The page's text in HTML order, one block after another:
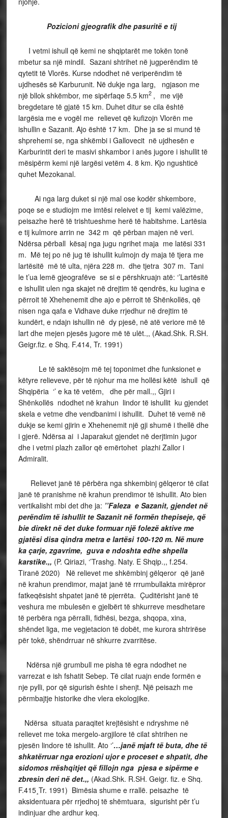
Pozicioni gjeografik dhe pasuritë e tij
I vetmi ishull që kemi ne shqiptarët me tokën tonë
mbetur sa një mindil. Sazani shtrihet në jugperëndim të
qytetit të Vlorës. Kurse ndodhet në veriperëndim të
ujdhesës së Karburunit. Në dukje nga larg, ngjason me
një bllok shkëmbor, me sipërfaqe 5.5 km2 , me vijë
bregdetare të gjatë 15 km. Duhet ditur se cila është
largësia me e vogël me relievet që kufizojn Vlorën me
ishullin e Sazanit. Ajo është 17 km. Dhe ja se si mund të
shprehemi se, nga shkëmbi i Gallovecit në ujdhesën e
Karburintit deri te masivi shkambor i anës jugore i ishullit të
mësipërm kemi një largësi vetëm 4. 8 km. Kjo ngushticë
quhet Mezokanal.
Ai nga larg duket si një mal ose kodër shkembore,
poqe se e studiojm me imtësi releivet e tij kemi valëzime,
peisazhe herë të trishtueshme herë të habitshme. Lartësia
e tij kulmore arrin ne 342 m që përban majen në veri.
Ndërsa përball kësaj nga jugu ngrihet maja me latësi 331
m. Më tej po në jug të ishullit kulmojn dy maja të tjera me
lartësitë më të ulta, njëra 228 m. dhe tjetra 307 m. Tani
le t’ua lemë gjeografëve se si e përshkruajn atë: ‘’Lartësitë
e ishullit ulen nga skajet në drejtim të qendrës, ku lugina e
përroit të Xhehenemit dhe ajo e përroit të Shënkollës, që
nisen nga qafa e Vidhave duke rrjedhur në drejtim të
kundërt, e ndajn ishullin në dy pjesë, në atë veriore më të
lart dhe mejen pjesës jugore më të ulët.,, (Akad.Shk. R.SH.
Geigr.fiz. e Shq. F.414, Tr. 1991)
Le të saktësojm më tej toponimet dhe funksionet e
këtyre relieveve, për të njohur ma me hollësi këtë ishull që
Shqipëria ‘’ e ka të vetëm, dhe për mall.,, Gjiri i
Shënkollës ndodhet në krahun lindor të ishullit ku gjendet
skela e vetme dhe vendbanimi i ishullit. Duhet të vemë në
dukje se kemi gjirin e Xhehenemit një gji shumë i thellë dhe
i gjerë. Ndërsa ai i Japarakut gjendet në derjtimin jugor
dhe i vetmi plazh zallor që emërtohet plazhi Zallor i
Admiralit.
Relievet janë të përbëra nga shkembinj gëlqeror të cilat
janë të pranishme në krahun prendimor të ishullit. Ato bien
vertikalisht mbi det dhe ja: ’’Faleza e Sazanit, gjendet në
perëndim të ishullit te Sazanit në formën thepiseje, që
bie direkt në det duke formuar një folezë aktive me
gjatësi disa qindra metra e lartësi 100-120 m. Në mure
ka çarje, zgavrime, guva e ndoshta edhe shpella
karstike.,, (P. Qiriazi, ‘’Trashg. Naty. E Shqip.,, f.254.
Tiranë 2020) Në relievet me shkëmbinj gëlqeror që janë
në krahun prendimor, majat janë të rrrumbullakta mirëpror
fatkeqësisht shpatet janë të pjerrëta. Çuditërisht janë të
veshura me mbulesën e gjelbërt të shkurreve mesdhetare
të perbëra nga përralli, fidhësi, bezga, shqopa, xina,
shëndet liga, me vegjetacion të dobët, me kurora shtrirëse
për tokë, shëndrruar në shkurre zvarritëse.
Ndërsa një grumbull me pisha të egra ndodhet ne
varrezat e ish fshatit Sebep. Të cilat ruajn ende formën e
nje pylli, por që sigurish ështe i shenjt. Një peisazh me
përmbajtje historike dhe vlera ekologjike.
Ndërsa situata paraqitet krejtësisht e ndryshme në
relievet me toka mergelo-argjilore të cilat shtrihen ne
pjesën lindore të ishullit. Ato ‘’…janë mjaft të buta, dhe të
shkatërruar nga erozioni ujor e proceset e shpatit, dhe
sidomos rrëshqitjet që fillojn nga pjesa e sipërme e
zbresin deri në det.,, (Akad.Shk. R.SH. Geigr. fiz. e Shq.
F.415¸Tr. 1991) Bimësia shume e rrallë. peisazhe të
aksidentuara për rrjedhoj të shëmtuara, sigurisht për t’u
indinjuar dhe ardhur keq.